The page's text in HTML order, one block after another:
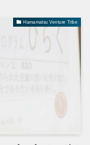
Hamamatsu Venture Tribe